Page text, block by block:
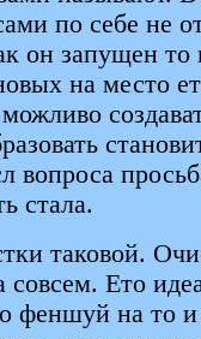
по себе не
он запущен то
на место
можливо
вопроса
стала.
таковой.
совсем. Ето
феншуй на то